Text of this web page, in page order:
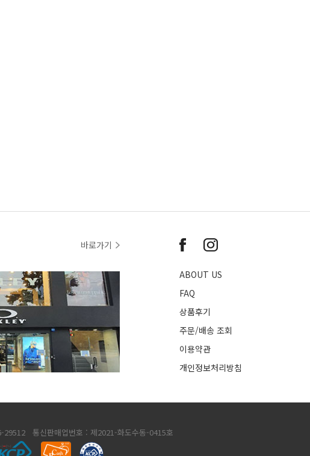
바로가기
ABOUT US
FAQ
상품후기
주문/배송 조회
이용약관
개인정보처리방침
29512 통신판매업번호 : 제2021-화도수동-0415호